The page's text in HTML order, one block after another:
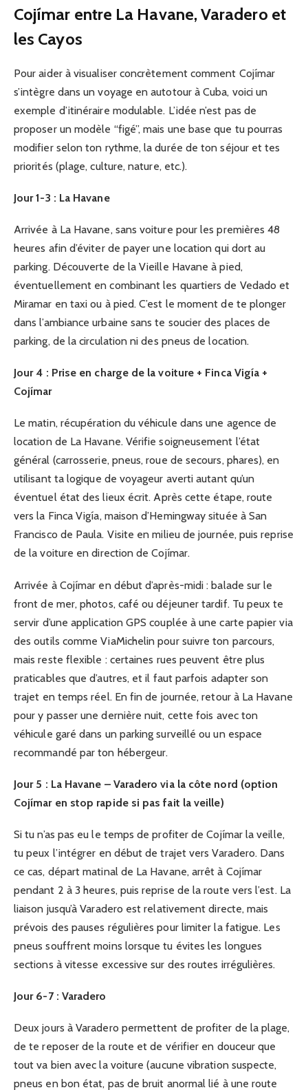
Cojímar entre La Havane, Varadero et
les Cayos
Pour aider à visualiser concrètement comment Cojímar
s’intègre dans un voyage en autotour à Cuba, voici un
exemple d’itinéraire modulable. L’idée n’est pas de
proposer un modèle “figé”, mais une base que tu pourras
modifier selon ton rythme, la durée de ton séjour et tes
priorités (plage, culture, nature, etc.).
Jour 1-3 : La Havane
Arrivée à La Havane, sans voiture pour les premières 48
heures afin d’éviter de payer une location qui dort au
parking. Découverte de la Vieille Havane à pied,
éventuellement en combinant les quartiers de Vedado et
Miramar en taxi ou à pied. C’est le moment de te plonger
dans l’ambiance urbaine sans te soucier des places de
parking, de la circulation ni des pneus de location.
Jour 4 : Prise en charge de la voiture + Finca Vigía +
Cojímar
Le matin, récupération du véhicule dans une agence de
location de La Havane. Vérifie soigneusement l’état
général (carrosserie, pneus, roue de secours, phares), en
utilisant ta logique de voyageur averti autant qu’un
éventuel état des lieux écrit. Après cette étape, route
vers la Finca Vigía, maison d’Hemingway située à San
Francisco de Paula. Visite en milieu de journée, puis reprise
de la voiture en direction de Cojímar.
Arrivée à Cojímar en début d’après-midi : balade sur le
front de mer, photos, café ou déjeuner tardif. Tu peux te
servir d’une application GPS couplée à une carte papier via
des outils comme ViaMichelin pour suivre ton parcours,
mais reste flexible : certaines rues peuvent être plus
praticables que d’autres, et il faut parfois adapter son
trajet en temps réel. En fin de journée, retour à La Havane
pour y passer une dernière nuit, cette fois avec ton
véhicule garé dans un parking surveillé ou un espace
recommandé par ton hébergeur.
Jour 5 : La Havane – Varadero via la côte nord (option
Cojímar en stop rapide si pas fait la veille)
Si tu n’as pas eu le temps de profiter de Cojímar la veille,
tu peux l’intégrer en début de trajet vers Varadero. Dans
ce cas, départ matinal de La Havane, arrêt à Cojímar
pendant 2 à 3 heures, puis reprise de la route vers l’est. La
liaison jusqu’à Varadero est relativement directe, mais
prévois des pauses régulières pour limiter la fatigue. Les
pneus souffrent moins lorsque tu évites les longues
sections à vitesse excessive sur des routes irrégulières.
Jour 6-7 : Varadero
Deux jours à Varadero permettent de profiter de la plage,
de te reposer de la route et de vérifier en douceur que
tout va bien avec la voiture (aucune vibration suspecte,
pneus en bon état, pas de bruit anormal lié à une route